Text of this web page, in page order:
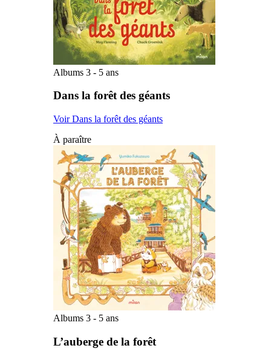
Albums 3 - 5 ans
Dans la forêt des géants
Voir Dans la forêt des géants
À paraître
Albums 3 - 5 ans
L’auberge de la forêt